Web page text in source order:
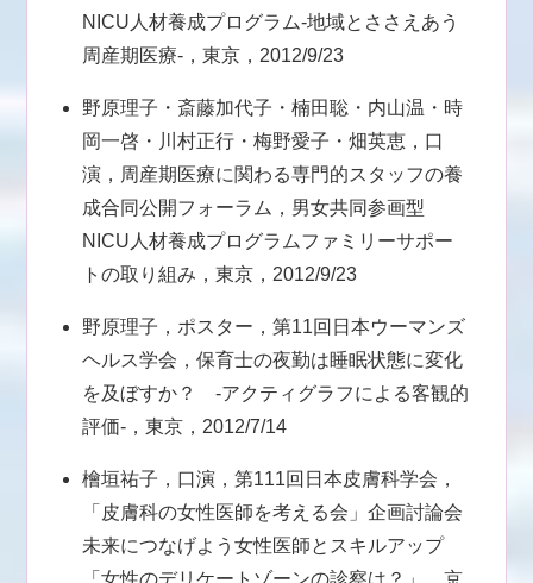
NICU人材養成プログラム-地域とささえあう
周産期医療-，東京，2012/9/23
野原理子・斎藤加代子・楠田聡・内山温・時
岡一啓・川村正行・梅野愛子・畑英恵，口
演，周産期医療に関わる専門的スタッフの養
成合同公開フォーラム，男女共同参画型
NICU人材養成プログラムファミリーサポー
トの取り組み，東京，2012/9/23
野原理子，ポスター，第11回日本ウーマンズ
ヘルス学会，保育士の夜勤は睡眠状態に変化
を及ぼすか？ -アクティグラフによる客観的
評価-，東京，2012/7/14
檜垣祐子，口演，第111回日本皮膚科学会，
「皮膚科の女性医師を考える会」企画討論会
未来につなげよう女性医師とスキルアップ
「女性のデリケートゾーンの診察は？」，京